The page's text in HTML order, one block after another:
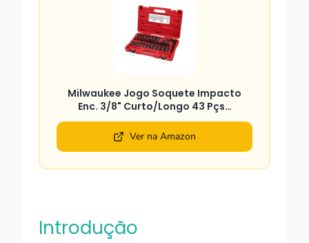
Milwaukee Jogo Soquete Impacto
Enc. 3/8" Curto/Longo 43 Pçs…
Ver na Amazon
Introdução